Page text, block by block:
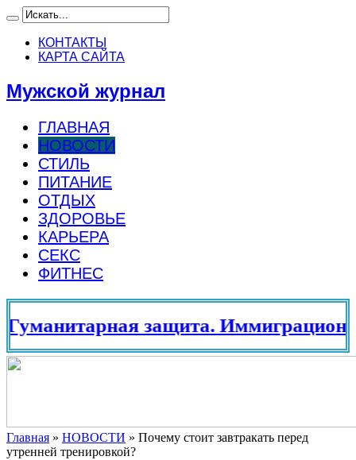
КОНТАКТЫ
КАРТА САЙТА
Мужской журнал
ГЛАВНАЯ
НОВОСТИ
СТИЛЬ
ПИТАНИЕ
ОТДЫХ
ЗДОРОВЬЕ
КАРЬЕРА
СЕКС
ФИТНЕС
защита.
Главная » НОВОСТИ » Почему стоит завтракать перед
утренней тренировкой?